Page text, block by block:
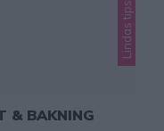
& BAKNING